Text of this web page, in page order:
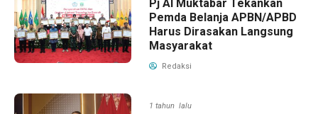
Pj Al Muktabar Tekankan
Pemda Belanja APBN/APBD
Harus Dirasakan Langsung
Masyarakat
Redaksi
1 tahun lalu